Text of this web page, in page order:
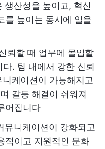
생산성을 높이고, 혁신
를 높이는 동시에 일을
뢰할 때 업무에 몰입할
다. 팀 내에서 강한 신뢰
케이션이 가능해지고
갈등 해결이 쉬워져
어집니다
뮤니케이션이 강화되고
적이고 지원적인 문화